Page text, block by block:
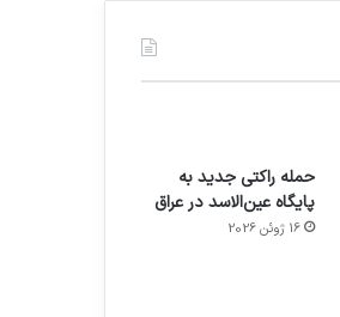
حمله راکتی جدید به
پایگاه عین‌الاسد در عراق
16 ژوئن 2026